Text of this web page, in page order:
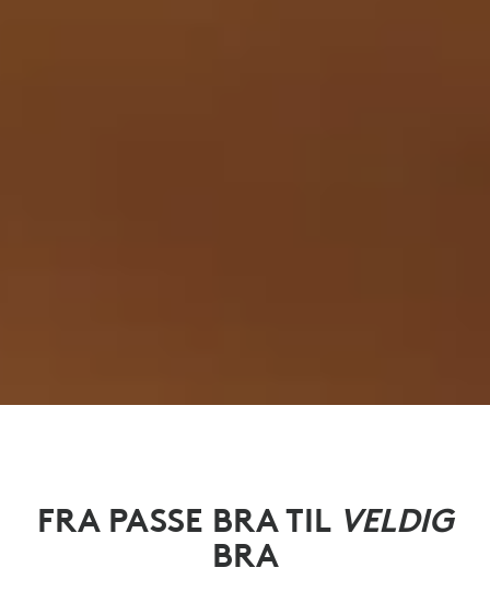
FRA PASSE BRA TIL VELDIG
BRA